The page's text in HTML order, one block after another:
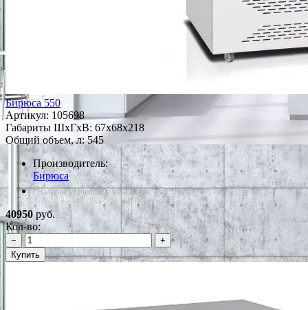
Бирюса 550
Артикул: 105698
Габариты ШxГxВ: 67x68x218
Общий объем, л: 545
Производитель:
Бирюса
*Наличие уточняйте у менеджера
40950руб.
Кол-во:
−
+
Купить